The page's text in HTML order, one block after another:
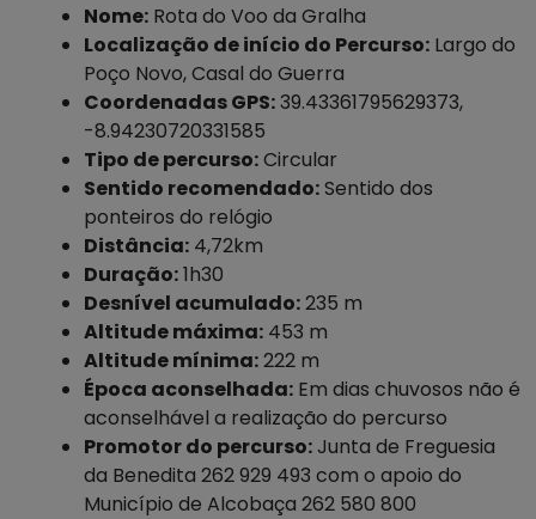
Nome: Rota do Voo da Gralha
Localização de início do Percurso: Largo do
Poço Novo, Casal do Guerra
Coordenadas GPS:39.43361795629373,
-8.94230720331585
Tipo de percurso:Circular
Sentido recomendado:Sentido dos
ponteiros do relógio
Distância: 4,72km
Duração:1h30
Desnível acumulado:235 m
Altitude máxima: 453 m
Altitude mínima:222 m
Época aconselhada: Em dias chuvosos não é
aconselhável a realização do percurso
Promotor do percurso:Junta de Freguesia
da Benedita 262 929 493 com o apoio do
Município de Alcobaça 262 580 800